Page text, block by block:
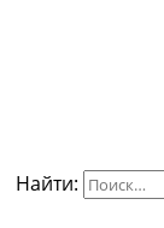
Найти: